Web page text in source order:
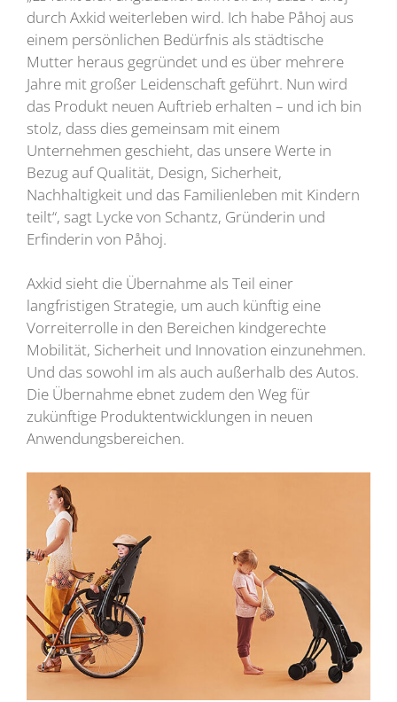
durch Axkid weiterleben wird. Ich habe Påhoj aus
einem persönlichen Bedürfnis als städtische
Mutter heraus gegründet und es über mehrere
Jahre mit großer Leidenschaft geführt. Nun wird
das Produkt neuen Auftrieb erhalten – und ich bin
stolz, dass dies gemeinsam mit einem
Unternehmen geschieht, das unsere Werte in
Bezug auf Qualität, Design, Sicherheit,
Nachhaltigkeit und das Familienleben mit Kindern
teilt“, sagt Lycke von Schantz, Gründerin und
Erfinderin von Påhoj.
Axkid sieht die Übernahme als Teil einer
langfristigen Strategie, um auch künftig eine
Vorreiterrolle in den Bereichen kindgerechte
Mobilität, Sicherheit und Innovation einzunehmen.
Und das sowohl im als auch außerhalb des Autos.
Die Übernahme ebnet zudem den Weg für
zukünftige Produktentwicklungen in neuen
Anwendungsbereichen.